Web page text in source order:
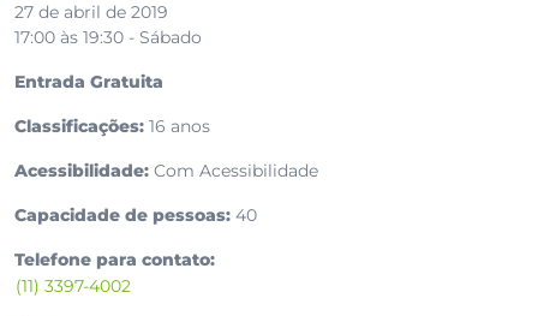
27 de abril de 2019
17:00 às 19:30 - Sábado
Entrada Gratuita
Classificações: 16 anos
Acessibilidade: Com Acessibilidade
Capacidade de pessoas: 40
Telefone para contato:
(11) 3397-4002